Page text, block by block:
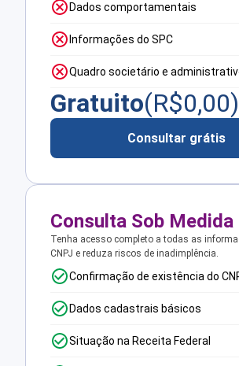
Dados comportamentais
Informações do SPC
Quadro societário e
Gratuito(R$0,00)
Consultar grátis
Consulta Sob Medida
Tenha acesso completo a todas as
CNPJ e reduza riscos de inadimplência.
Confirmação de existência do
Dados cadastrais básicos
Situação na Receita Federal